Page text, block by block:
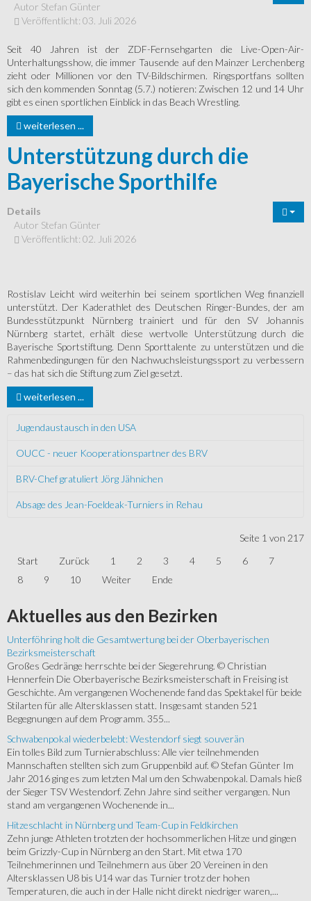
Autor Stefan Günter
Veröffentlicht: 03. Juli 2026
Seit 40 Jahren ist der ZDF-Fernsehgarten die Live-Open-Air-
Unterhaltungsshow, die immer Tausende auf den Mainzer Lerchenberg
zieht oder Millionen vor den TV-Bildschirmen. Ringsportfans sollten
sich den kommenden Sonntag (5.7.) notieren: Zwischen 12 und 14 Uhr
gibt es einen sportlichen Einblick in das Beach Wrestling.
weiterlesen ...
Unterstützung durch die
Bayerische Sporthilfe
Details
Autor Stefan Günter
Veröffentlicht: 02. Juli 2026
Rostislav Leicht wird weiterhin bei seinem sportlichen Weg finanziell
unterstützt. Der Kaderathlet des Deutschen Ringer-Bundes, der am
Bundesstützpunkt Nürnberg trainiert und für den SV Johannis
Nürnberg startet, erhält diese wertvolle Unterstützung durch die
Bayerische Sportstiftung. Denn Sporttalente zu unterstützen und die
Rahmenbedingungen für den Nachwuchsleistungssport zu verbessern
– das hat sich die Stiftung zum Ziel gesetzt.
weiterlesen ...
Jugendaustausch in den USA
OUCC - neuer Kooperationspartner des BRV
BRV-Chef gratuliert Jörg Jähnichen
Absage des Jean-Foeldeak-Turniers in Rehau
Seite 1 von 217
Start
Zurück 1 2 3 4 5 6
7
8
9 10 Weiter Ende
Aktuelles aus den Bezirken
Unterföhring holt die Gesamtwertung bei der Oberbayerischen
Bezirksmeisterschaft
Großes Gedränge herrschte bei der Siegerehrung. © Christian
Hennerfein Die Oberbayerische Bezirksmeisterschaft in Freising ist
Geschichte. Am vergangenen Wochenende fand das Spektakel für beide
Stilarten für alle Altersklassen statt. Insgesamt standen 521
Begegnungen auf dem Programm. 355...
Schwabenpokal wiederbelebt: Westendorf siegt souverän
Ein tolles Bild zum Turnierabschluss: Alle vier teilnehmenden
Mannschaften stellten sich zum Gruppenbild auf. © Stefan Günter Im
Jahr 2016 ging es zum letzten Mal um den Schwabenpokal. Damals hieß
der Sieger TSV Westendorf. Zehn Jahre sind seither vergangen. Nun
stand am vergangenen Wochenende in...
Hitzeschlacht in Nürnberg und Team-Cup in Feldkirchen
Zehn junge Athleten trotzten der hochsommerlichen Hitze und gingen
beim Grizzly-Cup in Nürnberg an den Start. Mit etwa 170
Teilnehmerinnen und Teilnehmern aus über 20 Vereinen in den
Altersklassen U8 bis U14 war das Turnier trotz der hohen
Temperaturen, die auch in der Halle nicht direkt niedriger waren,...